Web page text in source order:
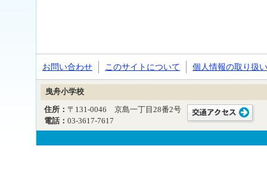
お問い合わせ このサイトについて 個人情報の取り扱い
曳舟小学校
住所： 〒131-0046 京島一丁目28番2号
電話： 03-3617-7617